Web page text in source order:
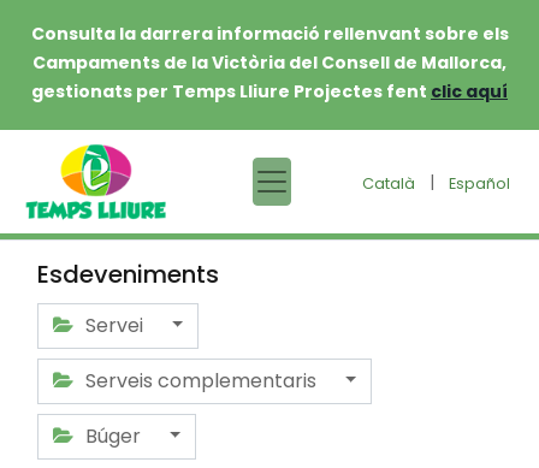
Consulta la darrera informació rellenvant sobre els
Campaments de la Victòria del Consell de Mallorca,
gestionats per Temps Lliure Projectes fent clic aquí
Català | Español
Esdeveniments
Servei
Serveis complementaris
Búger